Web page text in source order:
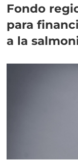
Fondo
para
a la